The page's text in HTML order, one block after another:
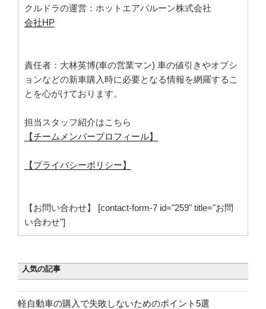
クルドラの運営：ホットエアバルーン株式会社
会社HP
責任者：大林英博(車の営業マン) 車の値引きやオプシ
ョンなどの新車購入時に必要となる情報を網羅するこ
とを心がけております。
担当スタッフ紹介はこちら
【チームメンバープロフィール】
【プライバシーポリシー】
【お問い合わせ】 [contact-form-7 id="259" title="お問
い合わせ"]
人気の記事
軽自動車の購入で失敗しないためのポイント5選